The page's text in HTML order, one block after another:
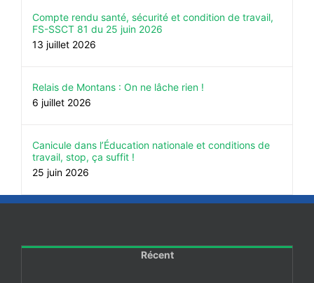
Compte rendu santé, sécurité et condition de travail,
FS-SSCT 81 du 25 juin 2026
13 juillet 2026
Relais de Montans : On ne lâche rien !
6 juillet 2026
Canicule dans l’Éducation nationale et conditions de
travail, stop, ça suffit !
25 juin 2026
Récent